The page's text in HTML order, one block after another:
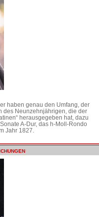
haben genau den Umfang, der
des Neunzehnjährigen, die der
herausgegeben hat, dazu
A-Dur, das h-Moll-Rondo
Jahr 1827.